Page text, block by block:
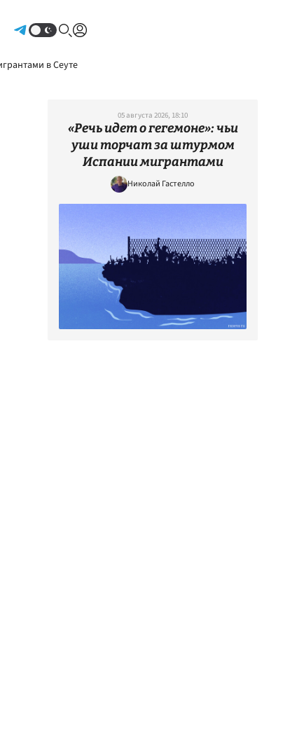
в Сеуте
05 августа 2026, 18:10
«Речь идет о гегемоне»: чьи
уши торчат за штурмом
Испании мигрантами
Николай Гастелло